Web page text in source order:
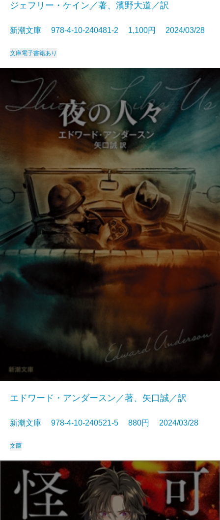
ジェフリー・ケイン／著、濱野大道／訳
新潮文庫 978-4-10-240481-2 1,100円 2024/03/28
文庫電子書籍あり
エドワード・アンダースン／著、矢口誠／訳
新潮文庫 978-4-10-240521-5 880円 2024/03/28
文庫